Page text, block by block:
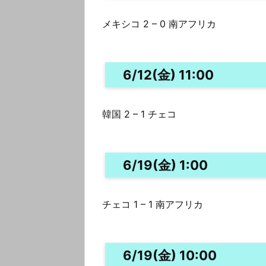
メキシコ 2 – 0 南アフリカ
6/12(金) 11:00
韓国 2 – 1 チェコ
6/19(金) 1:00
チェコ 1 – 1 南アフリカ
6/19(金) 10:00